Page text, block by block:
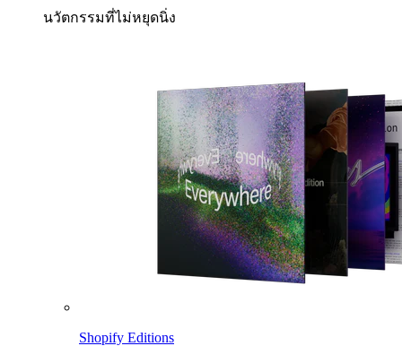
นวัตกรรมที่ไม่หยุดนิ่ง
Shopify Editions